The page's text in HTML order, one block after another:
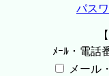
パス
ﾒｰﾙ・電話
メール